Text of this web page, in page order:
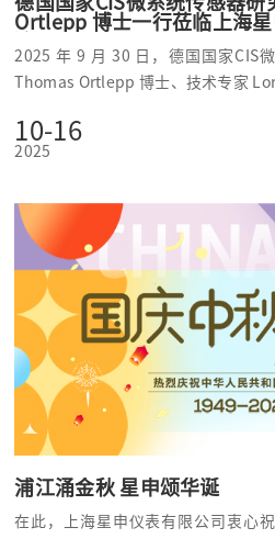
Ortlepp 博士一行莅临上海
2025 年 9 月 30 日，德国国家CIS
Thomas Ortlepp 博士、技术专家
辐照级压力传感器芯片技术开展深
传感器芯片技术协同创新注入新动能
10-16
2025
浦江涌金秋 星申颂华诞
在此，上海星申仪表有限公司衷心祝愿： 我们伟大的祖